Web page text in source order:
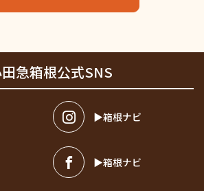
急箱根公式SNS
箱根ナビ
箱根ナビ